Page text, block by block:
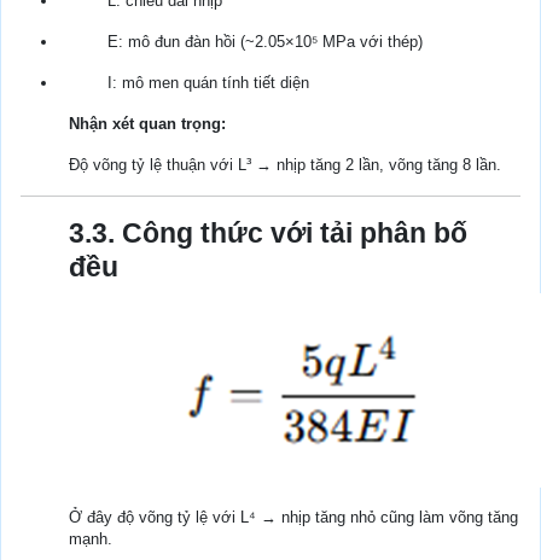
E: mô đun đàn hồi (~2.05×10⁵ MPa với thép)
I: mô men quán tính tiết diện
Nhận xét quan trọng:
Độ võng tỷ lệ thuận với L³ → nhịp tăng 2 lần, võng tăng 8 lần.
3.3. Công thức với tải phân bố
đều
Ở đây độ võng tỷ lệ với L⁴ → nhịp tăng nhỏ cũng làm võng tăng
mạnh.